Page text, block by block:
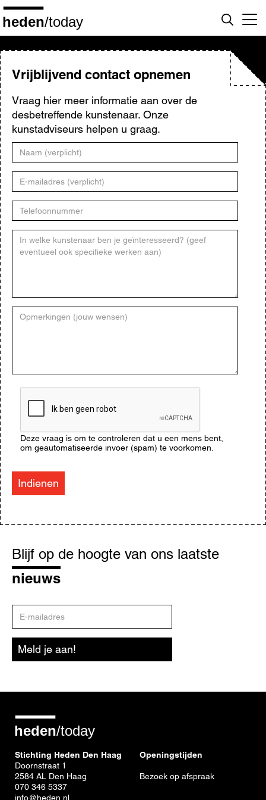
Overslaan
en
naar
inhoud
gaanVrijblijvend contact opnemen
Vraag hier meer informatie aan over de
desbetreffende kunstenaar. Onze
kunstadviseurs helpen u graag.
Naam
E-
mailadres
Telefoonnummer
Kunstenaar
Opmerkingen
(jouw
Deze vraag is om te controleren dat u een mens bent,
om geautomatiseerde invoer (spam) te voorkomen.
Indienen
op
de
hoogte
Blijf op de hoogte van ons laatste
nieuws
mailadres
Meld je aan!
Stichting Heden Den Haag
Doornstraat 1
2584 AL Den Haag
070 346 5337
info@heden.nl
Openingstijden
Bezoek op afspraak